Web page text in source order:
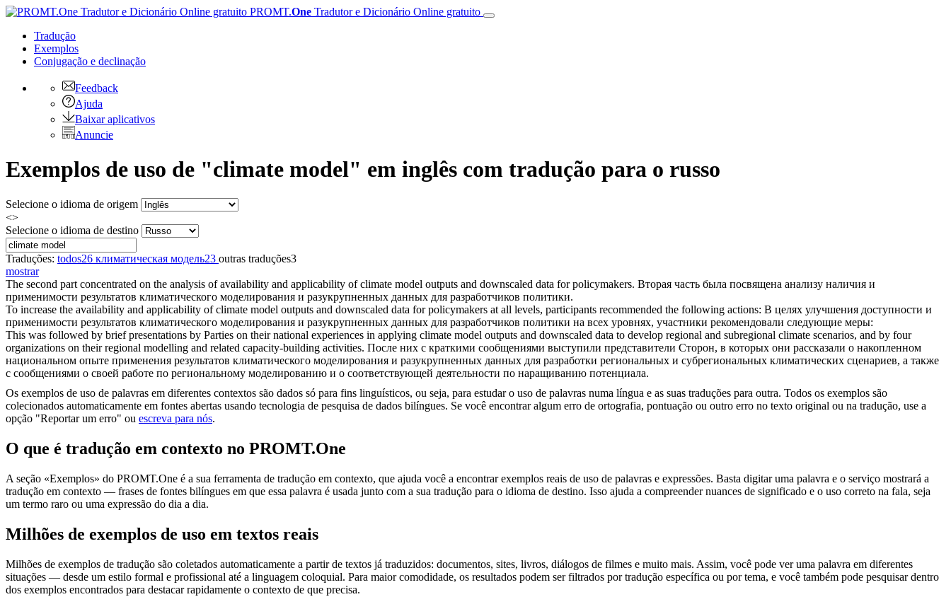
PROMT.One Tradutor e Dicionário Online gratuito
Tradução
Exemplos
Conjugação e declinação
Feedback
Ajuda
Baixar aplicativos
Anuncie
Exemplos de uso de "climate model" em inglês com tradução para o russo
Selecione o idioma de origem
<>
Selecione o idioma de destino
Traduções: todos26 климатическая модель23 outras traduções3
mostrar
The second part concentrated on the analysis of availability and applicability ofclimate model outputs and downscaled data for policymakers. Вторая часть была посвящена анализу наличия и
применимости результатов климатического моделирования и разукрупненных данных для разработчиков политики.
To increase the availability and applicability ofclimate model outputs and downscaled data for policymakers at all levels, participants recommended the following actions: В целях улучшения доступности и
применимости результатов климатического моделирования и разукрупненных данных для разработчиков политики на всех уровнях, участники рекомендовали следующие меры:
This was followed by brief presentations by Parties on their national experiences in applying climate model outputs and downscaled data to develop regional and subregional climate scenarios, and by four
organizations on their regional modelling and related capacity-building activities. После них с краткими сообщениями выступили представители Сторон, в которых они рассказали о накопленном
национальном опыте применения результатов климатического моделирования и разукрупненных данных для разработки региональных и субрегиональных климатических сценариев, а также
с сообщениями о своей работе по региональному моделированию и о соответствующей деятельности по наращиванию потенциала.
Os exemplos de uso de palavras em diferentes contextos são dados só para fins linguísticos, ou seja, para estudar o uso de palavras numa língua e as suas traduções para outra. Todos os exemplos são
colecionados automaticamente em fontes abertas usando tecnologia de pesquisa de dados bilíngues. Se você encontrar algum erro de ortografia, pontuação ou outro erro no texto original ou na tradução, use a
opção "Reportar um erro" ou escreva para nós.
O que é tradução em contexto no PROMT.One
A seção «Exemplos» do PROMT.One é a sua ferramenta de tradução em contexto, que ajuda você a encontrar exemplos reais de uso de palavras e expressões. Basta digitar uma palavra e o serviço mostrará a
tradução em contexto — frases de fontes bilíngues em que essa palavra é usada junto com a sua tradução para o idioma de destino. Isso ajuda a compreender nuances de significado e o uso correto na fala, seja
um termo raro ou uma expressão do dia a dia.
Milhões de exemplos de uso em textos reais
Milhões de exemplos de tradução são coletados automaticamente a partir de textos já traduzidos: documentos, sites, livros, diálogos de filmes e muito mais. Assim, você pode ver uma palavra em diferentes
situações — desde um estilo formal e profissional até a linguagem coloquial. Para maior comodidade, os resultados podem ser filtrados por tradução específica ou por tema, e você também pode pesquisar dentro
dos exemplos encontrados para destacar rapidamente o contexto de que precisa.